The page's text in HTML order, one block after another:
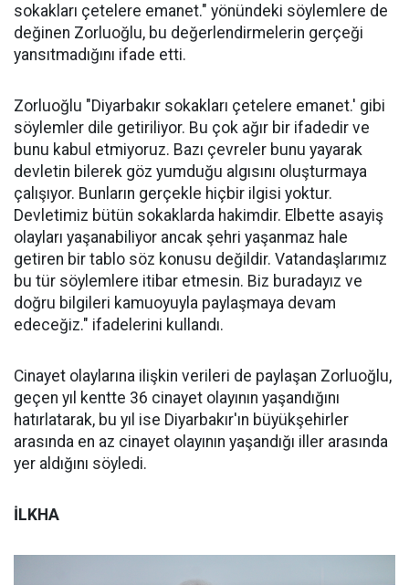
sokakları çetelere emanet." yönündeki söylemlere de
değinen Zorluoğlu, bu değerlendirmelerin gerçeği
yansıtmadığını ifade etti.
Zorluoğlu "Diyarbakır sokakları çetelere emanet.' gibi
söylemler dile getiriliyor. Bu çok ağır bir ifadedir ve
bunu kabul etmiyoruz. Bazı çevreler bunu yayarak
devletin bilerek göz yumduğu algısını oluşturmaya
çalışıyor. Bunların gerçekle hiçbir ilgisi yoktur.
Devletimiz bütün sokaklarda hakimdir. Elbette asayiş
olayları yaşanabiliyor ancak şehri yaşanmaz hale
getiren bir tablo söz konusu değildir. Vatandaşlarımız
bu tür söylemlere itibar etmesin. Biz buradayız ve
doğru bilgileri kamuoyuyla paylaşmaya devam
edeceğiz." ifadelerini kullandı.
Cinayet olaylarına ilişkin verileri de paylaşan Zorluoğlu,
geçen yıl kentte 36 cinayet olayının yaşandığını
hatırlatarak, bu yıl ise Diyarbakır'ın büyükşehirler
arasında en az cinayet olayının yaşandığı iller arasında
yer aldığını söyledi.
İLKHA